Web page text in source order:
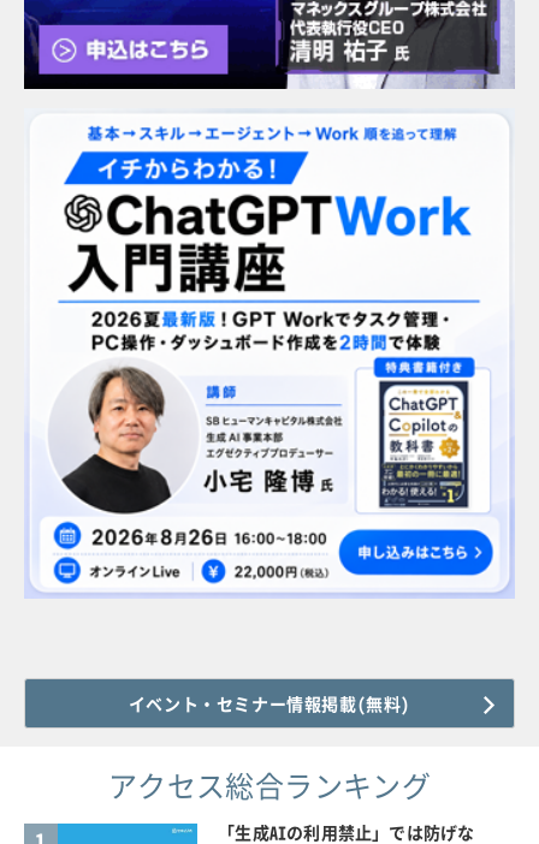
イベント・セミナー情報掲載(無料)
アクセス総合ランキング
「生成AIの利用禁止」では防げな